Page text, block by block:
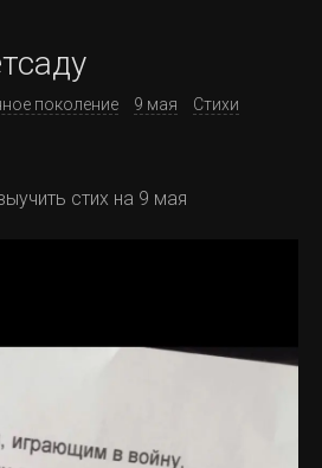
поколение 9 мая
Стихи
стих на 9 мая